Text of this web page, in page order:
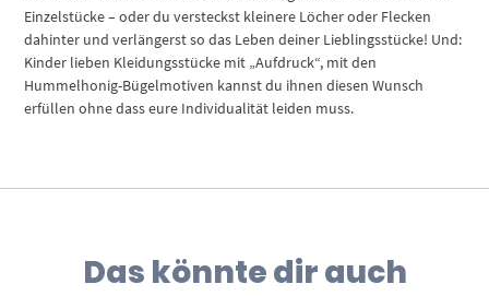
Einzelstücke – oder du versteckst kleinere Löcher oder Flecken
dahinter und verlängerst so das Leben deiner Lieblingsstücke! Und:
Kinder lieben Kleidungsstücke mit „Aufdruck“, mit den
Hummelhonig-Bügelmotiven kannst du ihnen diesen Wunsch
erfüllen ohne dass eure Individualität leiden muss.
Das könnte dir auch